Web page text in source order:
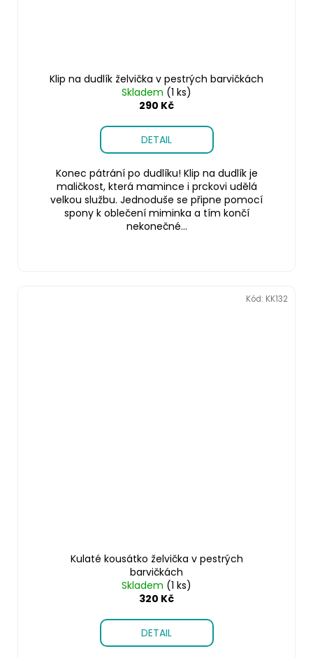
Klip na dudlík želvička v pestrých barvičkách
Skladem (1 ks)
290 Kč
DETAIL
Konec pátrání po dudlíku! Klip na dudlík je
maličkost, která mamince i prckovi udělá
velkou službu. Jednoduše se připne pomocí
spony k oblečení miminka a tím končí
nekonečné...
Kulaté kousátko želvička v pestrých
barvičkách
Skladem (1 ks)
320 Kč
DETAIL
Kód: KK132